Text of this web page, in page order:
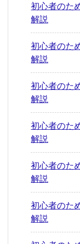
初心者のた
解説
初心者のた
解説
初心者のた
解説
初心者のた
解説
初心者のた
解説
初心者のた
解説